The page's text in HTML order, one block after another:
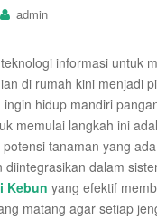
admin
informasi untuk
di rumah kini menjadi
hidup mandiri
memulai langkah ini
tanaman yang
diintegrasikan dalam
Kebun yang efektif
matang agar setiap